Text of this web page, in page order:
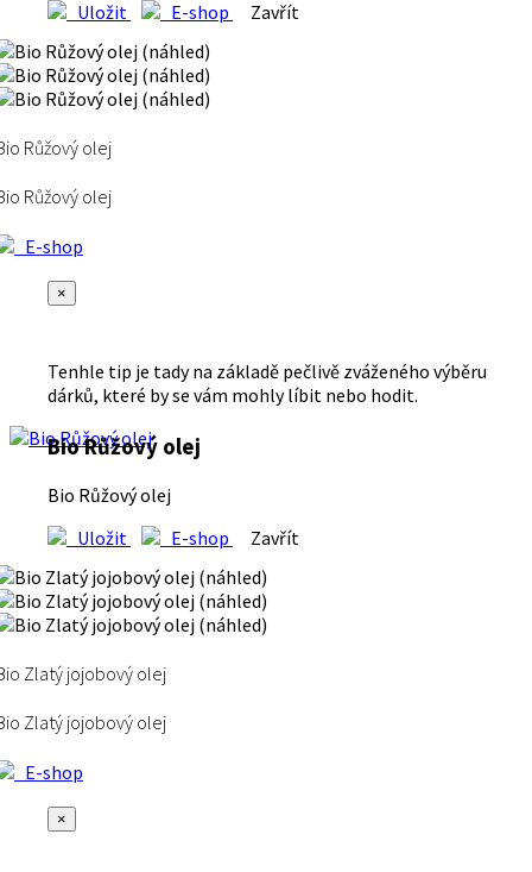
Uložit E-shop Zavřít
Růžový olej
Růžový olej
E-shop
×
Tenhle tip je tady na základě pečlivě zváženého výběru
dárků, které by se vám mohly líbit nebo hodit.
Bio Růžový olej
Bio Růžový olej
Uložit
E-shop Zavřít
Zlatý jojobový olej
Zlatý jojobový olej
E-shop
×